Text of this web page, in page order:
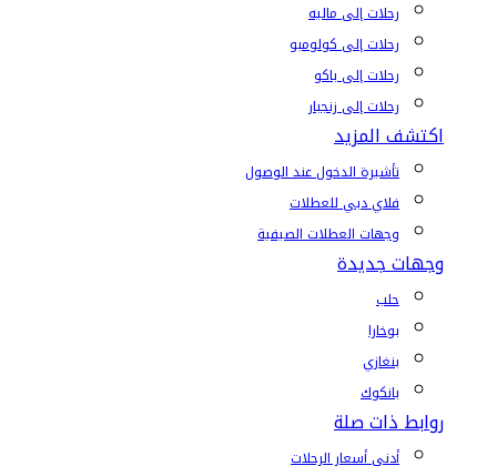
رحلات إلى ماليه
رحلات إلى كولومبو
رحلات إلى باكو
رحلات إلى زنجبار
اكتشف المزيد
تأشيرة الدخول عند الوصول
فلاي دبي للعطلات
وجهات العطلات الصيفية
وجهات جديدة
حلب
بوخارا
بنغازي
بانكوك
روابط ذات صلة
أدنى أسعار الرحلات